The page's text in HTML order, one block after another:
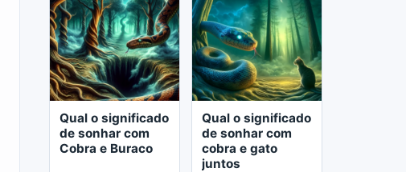
Qual o significado
de sonhar com
Cobra e Buraco
Qual o significado
de sonhar com
cobra e gato
juntos